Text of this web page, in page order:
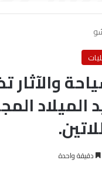
دقيقة واحدة